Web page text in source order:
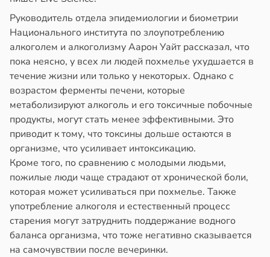
в19:27
в17:21
Руководитель отдела эпидемиологии и биометрии
Национального института по злоупотреблению
алкоголем и алкоголизму Аарон Уайт рассказал, что
пока неясно, у всех ли людей похмелье ухудшается в
течение жизни или только у некоторых. Однако с
возрастом ферменты печени, которые
метаболизируют алкоголь и его токсичные побочные
продукты, могут стать менее эффективными. Это
приводит к тому, что токсины дольше остаются в
организме, что усиливает интоксикацию.
Кроме того, по сравнению с молодыми людьми,
пожилые люди чаще страдают от хронической боли,
которая может усиливаться при похмелье. Также
употребление алкоголя и естественный процесс
старения могут затруднить поддержание водного
баланса организма, что тоже негативно сказывается
на самочувствии после вечеринки.
19:22
19:20
16:48